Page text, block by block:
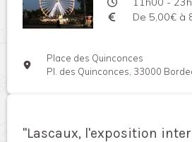
De 5,00€ à
Place des Quinconces
Pl. des Quinconces, 33000
"Lascaux, l'exposition